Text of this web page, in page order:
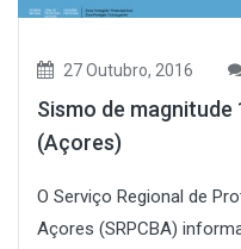
27 Outubro, 2016
Sismo de magnitude
(Açores)
O Serviço Regional de
Açores (SRPCBA)